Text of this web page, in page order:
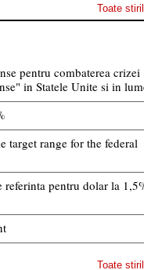
Toate
pentru combaterea crizei
in Statele Unite si in
target range for the federal
referinta pentru dolar la
Toate